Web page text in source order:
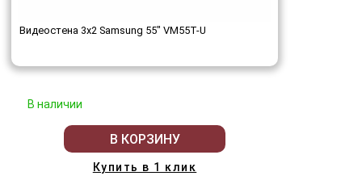
Видеостена 3x2 Samsung 55" VM55T-U
В наличии
В КОРЗИНУ
Купить в 1 клик